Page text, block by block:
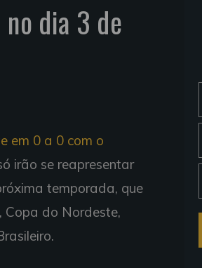
dia 3 de
em 0 a 0 com o
irão se reapresentar
temporada, que
Copa do Nordeste,